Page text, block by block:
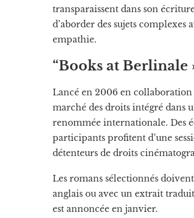
transparaissent dans son
d’aborder des sujets complexes
empathie.
“Books at Berlinale
Lancé en 2006 en
marché des droits intégré dans
renommée internationale. Des
participants profitent d’une
détenteurs de droits
Les romans sélectionnés
anglais ou avec un extrait
est annoncée en janvier.